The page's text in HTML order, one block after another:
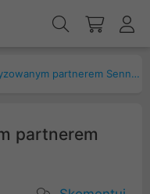
ProLine autoryzowanym partnerem Sennheiser!
partnerem